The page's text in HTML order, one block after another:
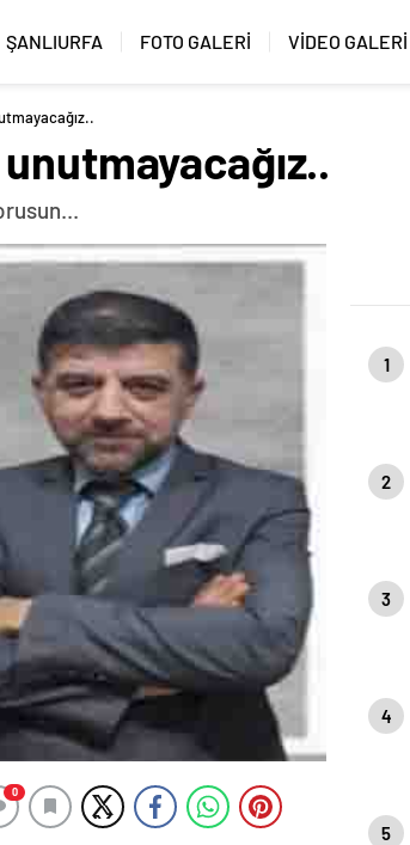
ŞANLIURFA FOTO GALERİ VİDEO GALERİ
0
1
2
3
4
5